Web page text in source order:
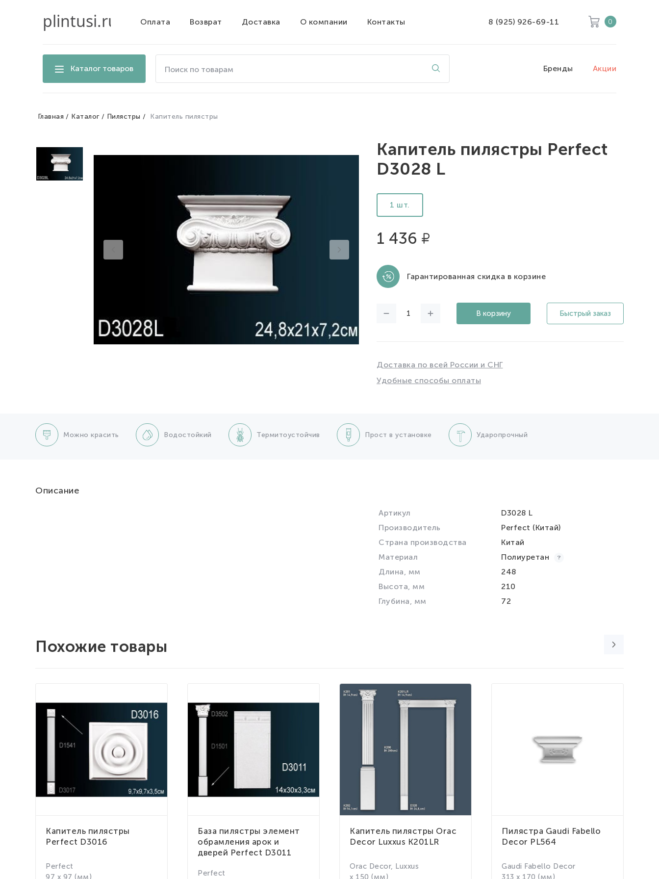
Оплата Возврат Доставка О компании Контакты 8 (925) 926-69-11 0
Каталог товаров
товарам
Бренды Акции
Главная Каталог Пилястры Капитель пилястры
Капитель пилястры Perfect
D3028 L
1 шт.
1 436
Гарантированная скидка в корзине
В корзину Быстрый заказ
Доставка по всей России и СНГ
Удобные способы оплаты
Можно красить Водостойкий Термитоустойчив Прост в установке Ударопрочный
Описание
Артикул
D3028 L
Производитель
Perfect (Китай)
Страна производства
Китай
Материал
Полиуретан
Длина, мм
248
Высота, мм
210
Глубина, мм
72
Похожие товары
Капитель пилястры
Perfect D3016
Perfect
97 x 97 (мм)
База пилястры элемент
обрамления арок и
дверей Perfect D3011
Perfect
Капитель пилястры Orac
Decor Luxxus K201LR
Orac Decor, Luxxus
x 150 (мм)
Пилястра Gaudi Fabello
Decor PL564
Gaudi Fabello Decor
313 x 170 (мм)